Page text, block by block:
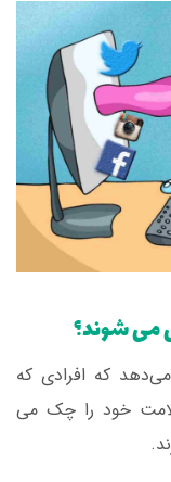
می شوند؟
که افرادی که
خود را چک می